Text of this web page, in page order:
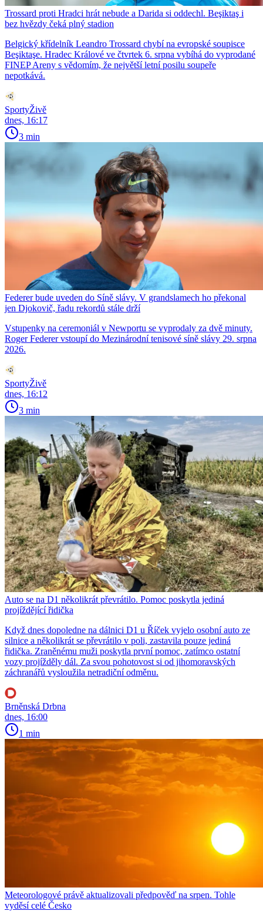
Trossard proti Hradci hrát nebude a Darida si oddechl. Beşiktaş i
bez hvězdy čeká plný stadion
Belgický křídelník Leandro Trossard chybí na evropské soupisce
Beşiktaşe. Hradec Králové ve čtvrtek 6. srpna vybíhá do vyprodané
FINEP Areny s vědomím, že největší letní posilu soupeře
nepotkává.
SportyŽivě
dnes, 16:17
3 min
Federer bude uveden do Síně slávy. V grandslamech ho překonal
jen Djokovič, řadu rekordů stále drží
Vstupenky na ceremoniál v Newportu se vyprodaly za dvě minuty.
Roger Federer vstoupí do Mezinárodní tenisové síně slávy 29. srpna
2026.
SportyŽivě
dnes, 16:12
3 min
Auto se na D1 několikrát převrátilo. Pomoc poskytla jediná
projíždějící řidička
Když dnes dopoledne na dálnici D1 u Říček vyjelo osobní auto ze
silnice a několikrát se převrátilo v poli, zastavila pouze jediná
řidička. Zraněnému muži poskytla první pomoc, zatímco ostatní
vozy projížděly dál. Za svou pohotovost si od jihomoravských
záchranářů vysloužila netradiční odměnu.
Brněnská Drbna
dnes, 16:00
1 min
Meteorologové právě aktualizovali předpověď na srpen. Tohle
vyděsí celé Česko